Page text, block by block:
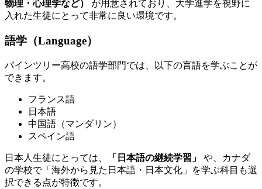
物理・心理学など）
が用意されており、大学進学を視野に
入れた生徒にとって非常に良い環境です。
語学（Language）
パインツリー高校の語学部門では、以下の言語を学ぶことが
できます。
フランス語
日本語
中国語（マンダリン）
スペイン語
日本人生徒にとっては、 「日本語の継続学習」
や、カナダ
の学校で「海外から見た日本語・日本文化」を学ぶ科目も選
択できる点が特徴です。